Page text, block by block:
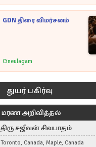
GDN திரை விமர்சனம்
Cineulagam
துயர் பகிர்வு
மரண அறிவித்தல்
திரு சஜீவன் சிவபாதம்
Toronto, Canada, Maple, Canada